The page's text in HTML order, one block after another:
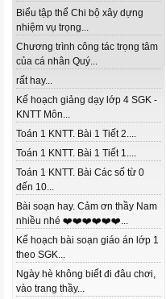
Biểu tập thể Chi bộ xây dựng
nhiệm vụ trọng...
Chương trình công tác trọng tâm
của cá nhân Quý...
rất hay...
Kế hoạch giảng dạy lớp 4 SGK -
KNTT Môn...
Toán 1 KNTT. Bài 1 Tiết 2....
Toán 1 KNTT. Bài 1 Tiết 1....
Toán 1 KNTT. Bài Các số từ 0
đến 10...
Bài soạn hay. Cảm ơn thầy Nam
nhiều nhé ❤️❤️❤️❤️❤️❤️...
Kế hoạch bài soạn giáo án lớp 1
theo SGK...
Ngày hè không biết đi đâu chơi,
vào trang thầy...